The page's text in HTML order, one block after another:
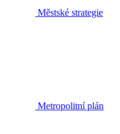
Městské strategie
Metropolitní plán